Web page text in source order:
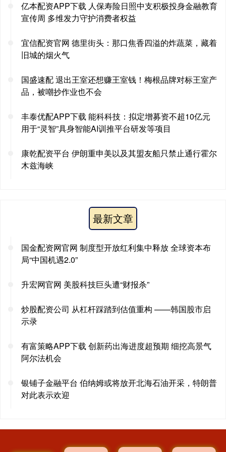
亿本配资APP下载 人保寿险日照中支积极投身金融教育
宣传周 多维发力守护消费者权益
宜信配资官网 德里街头：那口焦香四溢的炸蔬菜，藏着
旧城的烟火气
国盛速配 退出王室还想赚王室钱！梅根品牌对标王室产
品，被嘲抄作业也不会
丰泰优配APP下载 能科科技：拟定增募资不超10亿元
用于“灵智”具身智能AI训推平台研发等项目
康乾配资平台 伊朗重申美以及其盟友船只禁止通行霍尔
木兹海峡
最新文章
国金配资网官网 制度型开放红利集中释放 全球资本布
局“中国机遇2.0”
升宏网官网 美股科技巨头遭“财报杀”
炒股配资公司 从杠杆踩踏到估值重构 ——韩国股市启
示录
有富策略APP下载 创新药出海进度超预期 细挖高景气
阿尔法机会
银铺子金融平台 伯纳姆或将放开北海石油开采，特朗普
对此表示欢迎